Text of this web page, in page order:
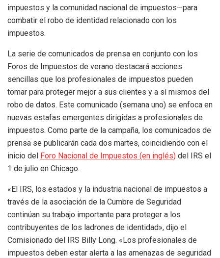
impuestos y la comunidad nacional de impuestos—para
combatir el robo de identidad relacionado con los
impuestos.
La serie de comunicados de prensa en conjunto con los
Foros de Impuestos de verano destacará acciones
sencillas que los profesionales de impuestos pueden
tomar para proteger mejor a sus clientes y a sí mismos del
robo de datos. Este comunicado (semana uno) se enfoca en
nuevas estafas emergentes dirigidas a profesionales de
impuestos. Como parte de la campaña, los comunicados de
prensa se publicarán cada dos martes, coincidiendo con el
inicio del Foro Nacional de Impuestos (en inglés) del IRS el
1 de julio en Chicago.
«El IRS, los estados y la industria nacional de impuestos a
través de la asociación de la Cumbre de Seguridad
continúan su trabajo importante para proteger a los
contribuyentes de los ladrones de identidad», dijo el
Comisionado del IRS Billy Long. «Los profesionales de
impuestos deben estar alerta a las amenazas de seguridad